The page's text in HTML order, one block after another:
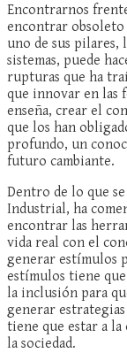
Encontrarnos
encontrar obsoleto
uno de sus pilares,
sistemas, puede
rupturas que ha
que innovar en las
enseña, crear el
que los han
profundo, un
futuro cambiante.
Dentro de lo que
Industrial, ha
encontrar las
vida real con el
generar estímulos
estímulos tiene
la inclusión para
generar
tiene que estar a
la sociedad.